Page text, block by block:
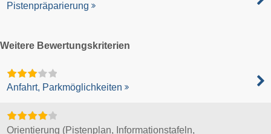
Pistenpräparierung
Weitere Bewertungskriterien
Anfahrt, Parkmöglichkeiten
Orientierung (Pistenplan, Informationstafeln,